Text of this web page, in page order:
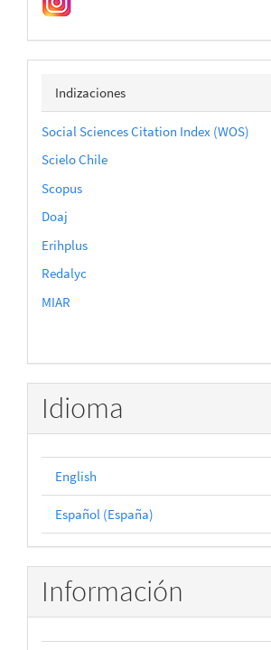
indizaciones
Indizaciones
Social Sciences Citation Index (WOS)
Scielo Chile
Scopus
Doaj
Erihplus
Redalyc
MIAR
Idioma
English
Español (España)
Información